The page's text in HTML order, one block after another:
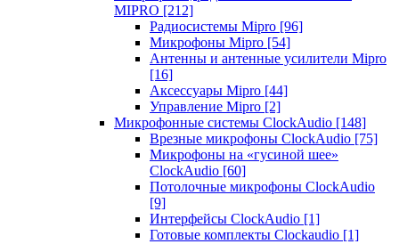
MIPRO [212]
Радиосистемы Mipro [96]
Микрофоны Mipro [54]
Антенны и антенные усилители Mipro
[16]
Аксессуары Mipro [44]
Управление Mipro [2]
Микрофонные системы ClockAudio [148]
Врезные микрофоны ClockAudio [75]
Микрофоны на «гусиной шее»
ClockAudio [60]
Потолочные микрофоны ClockAudio
[9]
Интерфейсы ClockAudio [1]
Готовые комплекты Clockaudio [1]